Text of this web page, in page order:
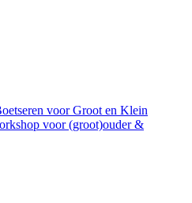
voor Groot en Klein
voor (groot)ouder &